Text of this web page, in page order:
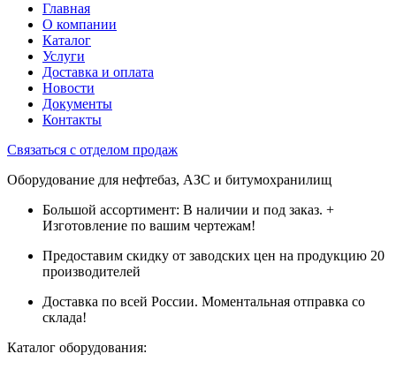
Главная
О компании
Каталог
Услуги
Доставка и оплата
Новости
Документы
Контакты
Связаться с отделом продаж
Оборудование для нефтебаз, АЗС и битумохранилищ
Большой ассортимент: В наличии и под заказ. +
Изготовление по вашим чертежам!
Предоставим скидку от заводских цен на продукцию 20
производителей
Доставка по всей России. Моментальная отправка со
склада!
Каталог оборудования: